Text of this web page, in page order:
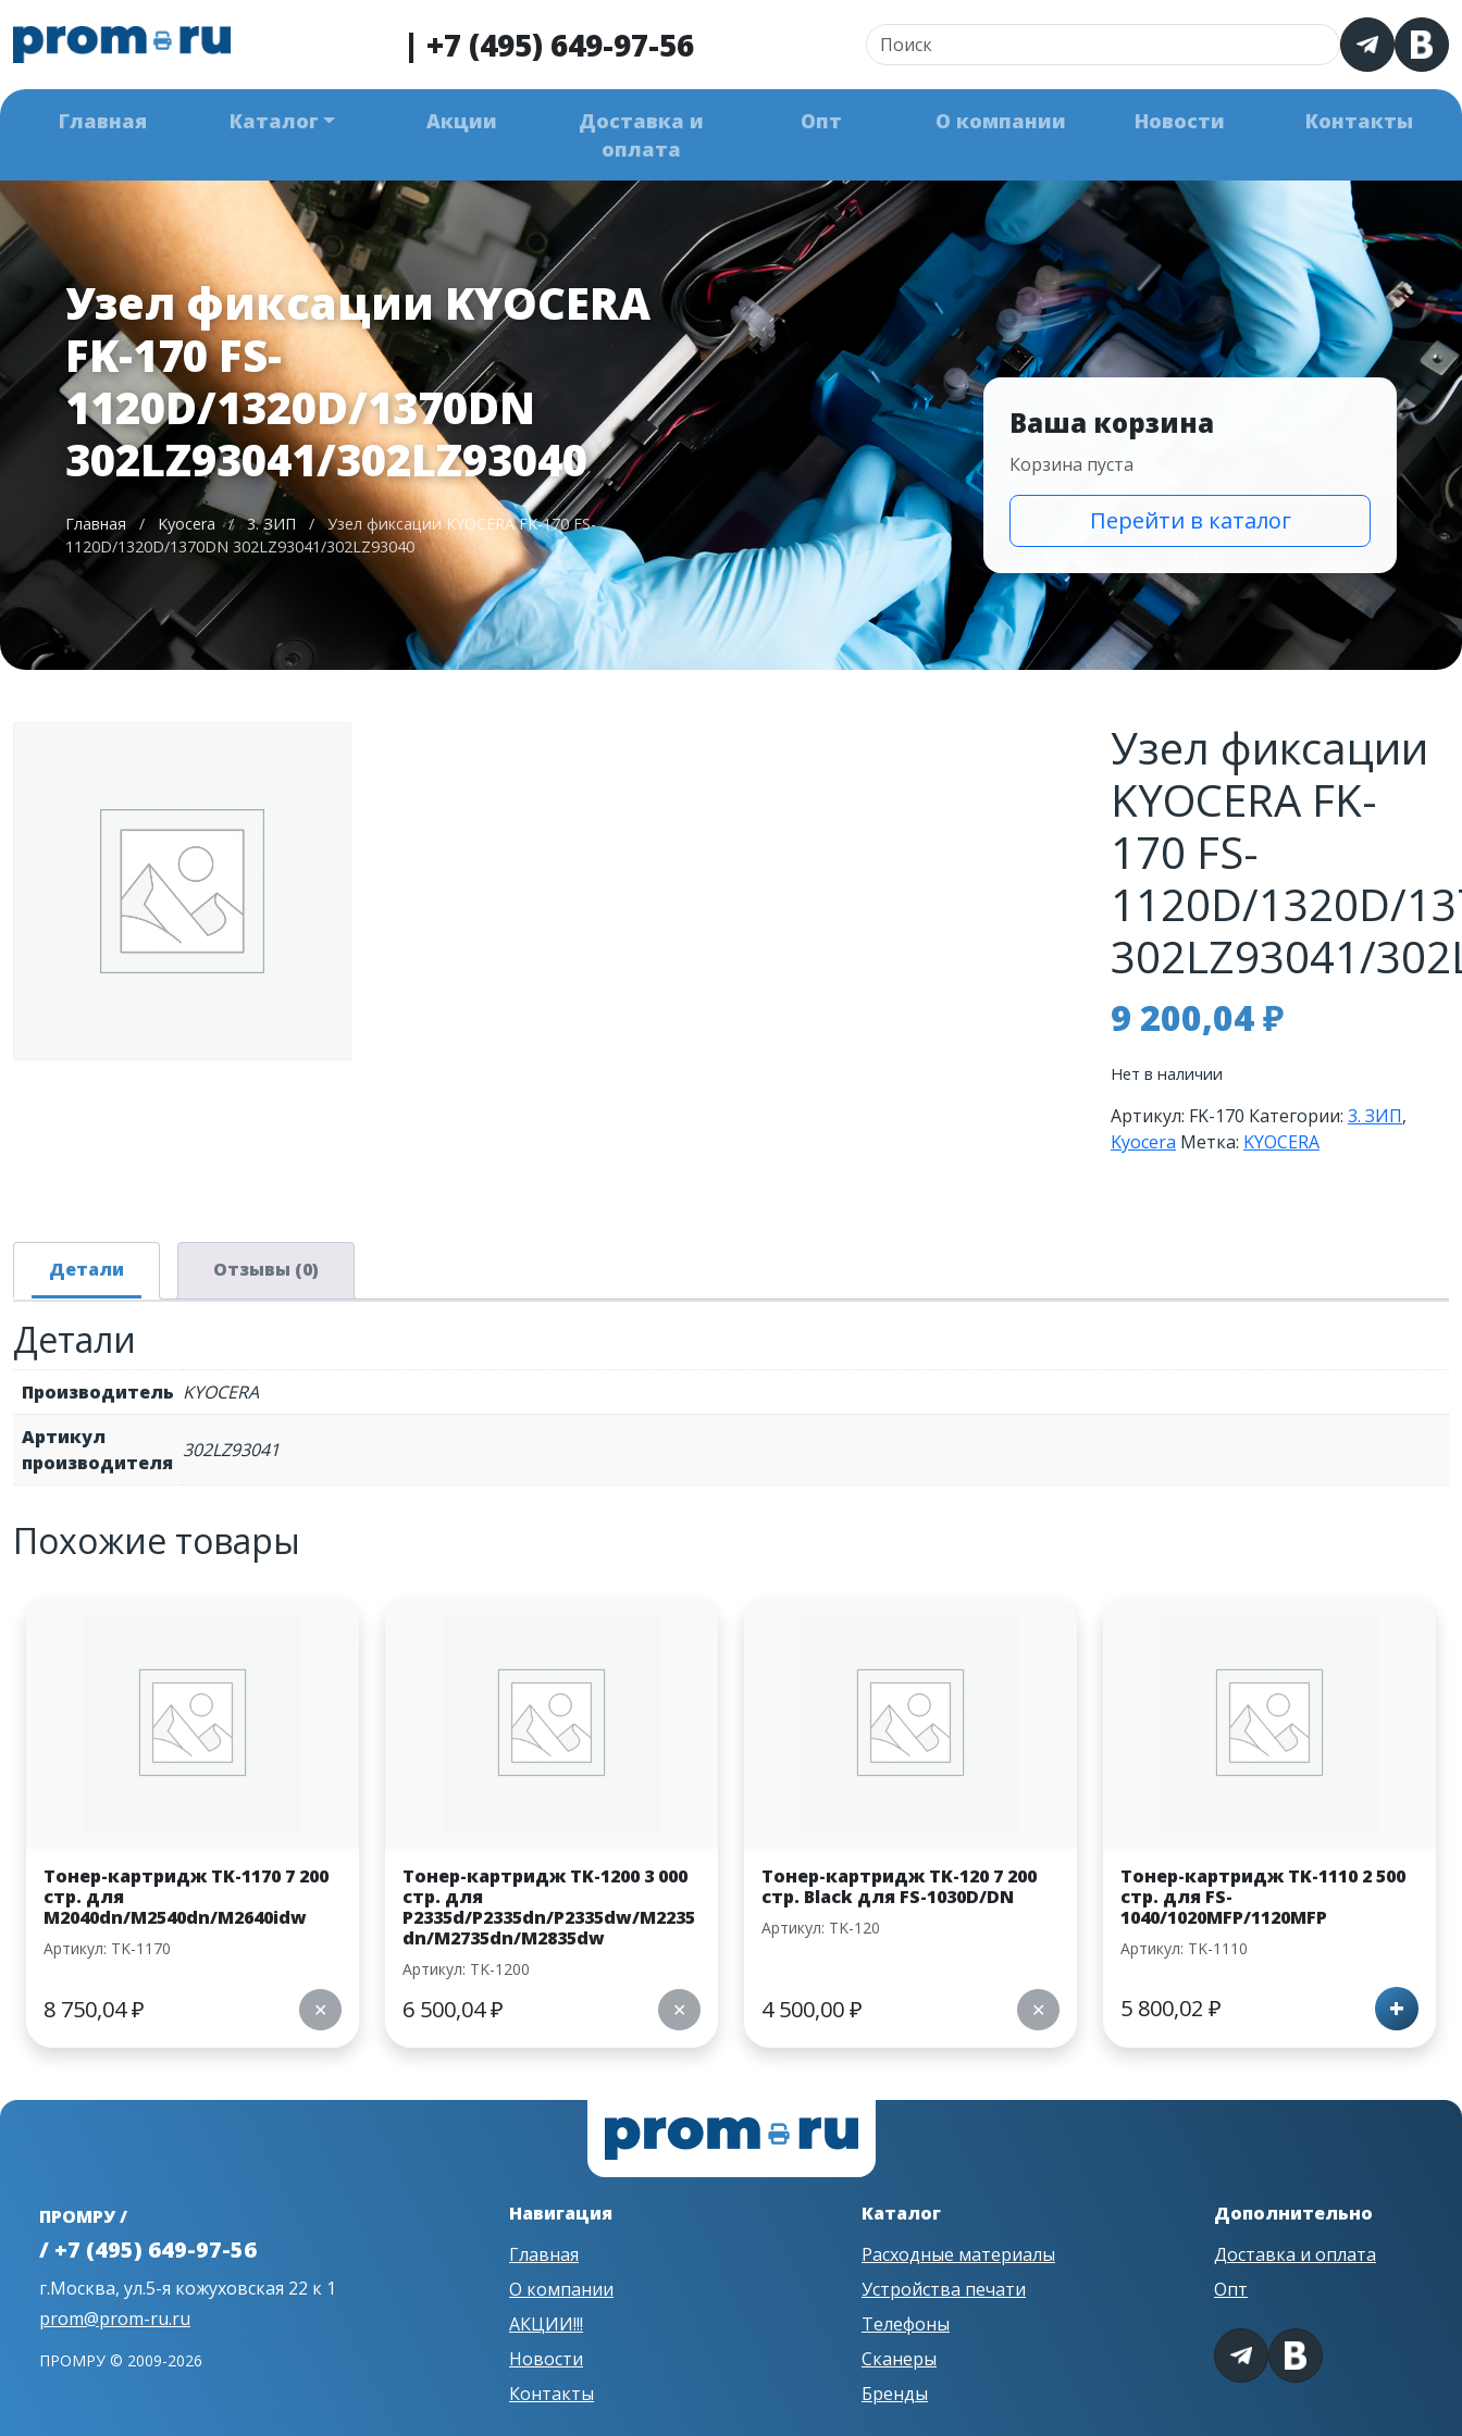
| +7 (495) 649-97-56
Главная Каталог Акции
Доставка и
оплата
Опт О компании Новости Контакты
Узел фиксации KYOCERA
FK-170 FS-
1120D/1320D/1370DN
302LZ93041/302LZ93040
Главная / Kyocera / 3. ЗИП /
Узел фиксации KYOCERA FK-170 FS-
1120D/1320D/1370DN 302LZ93041/302LZ93040
Ваша корзина
Корзина пуста
Перейти в каталог
Узел фиксации
KYOCERA FK-
170 FS-
1120D/1320D/
302LZ93041/
9 200,04₽
Нет в наличии
Артикул: FK-170 Категории: 3. ЗИП,
Kyocera Метка: KYOCERA
Детали Отзывы (0)
Детали
Производитель KYOCERA
Артикул
производителя
302LZ93041
Похожие товары
Тонер-картридж TK-1170 7 200
стр. для
M2040dn/M2540dn/M2640idw
Артикул: TK-1170
8 750,04₽ ✕
Тонер-картридж TK-1200 3 000
стр. для
P2335d/P2335dn/P2335dw/M2235
dn/M2735dn/M2835dw
Артикул: TK-1200
6 500,04₽ ✕
Тонер-картридж TK-120 7 200
стр. Black для FS-1030D/DN
Артикул: TK-120
4 500,00₽ ✕
Тонер-картридж TK-1110 2 500
стр. для FS-
1040/1020MFP/1120MFP
Артикул: TK-1110
5 800,02 ₽ +
ПРОМРУ /
/ +7 (495) 649-97-56
г.Москва, ул.5-я кожуховская 22 к 1
prom@prom-ru.ru
ПРОМРУ © 2009-2026
Навигация
Главная
О компании
АКЦИИ!!!
Новости
Контакты
Каталог
Расходные материалы
Устройства печати
Телефоны
Сканеры
Бренды
Дополнительно
Доставка и оплата
Опт